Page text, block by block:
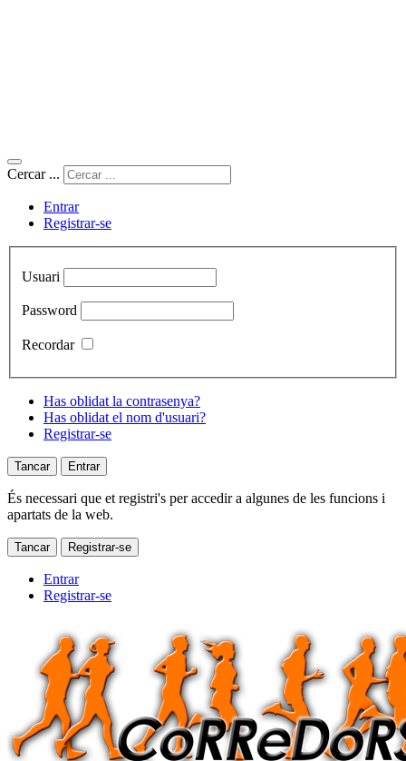
Cercar ...
Entrar
Registrar-se
Usuari
Password
Recordar
Has oblidat la contrasenya?
Has oblidat el nom d'usuari?
Registrar-se
Tancar Entrar
És necessari que et registri's per accedir a algunes de les funcions i
apartats de la web.
Tancar Registrar-se
Entrar
Registrar-se